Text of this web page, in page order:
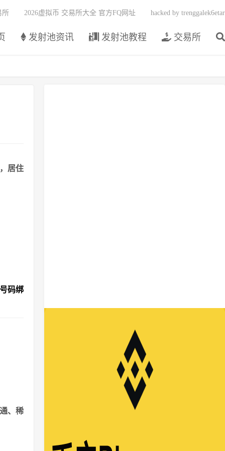
发射池资讯 发射池教程 交易所
所 2026虚拟币 交易所大全 官方FQ网址 hacked by trenggalek6etar
居住
码绑
、稀